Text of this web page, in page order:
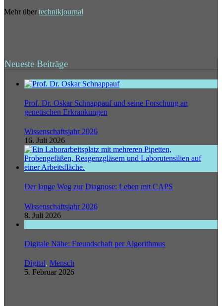
Mehr über technikjournal
Neueste Beiträge
Prof. Dr. Oskar Schnappauf und seine Forschung an
genetischen Erkrankungen
Wissenschaftsjahr 2026
16. Juli 2026
Der lange Weg zur Diagnose: Leben mit CAPS
Wissenschaftsjahr 2026
8. Juli 2026
Digitale Nähe: Freundschaft per Algorithmus
Digital, Mensch
5. Februar 2026